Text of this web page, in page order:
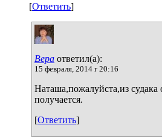
[Ответить]
Вера ответил(а):
15 февраля, 2014 г 20:16
Наташа,пожалуйста,из судака
получается.
[Ответить]